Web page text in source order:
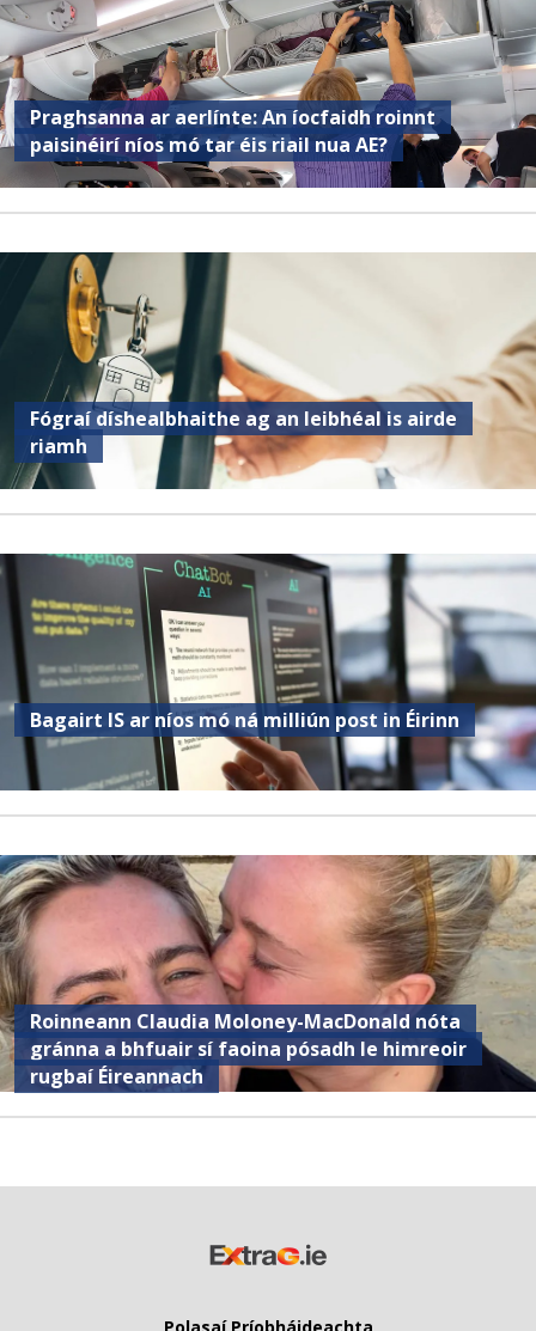
Praghsanna ar aerlínte: An íocfaidh roinnt
paisinéirí níos mó tar éis riail nua AE?
Fógraí díshealbhaithe ag an leibhéal is airde
riamh
Bagairt IS ar níos mó ná milliún post in Éirinn
Roinneann Claudia Moloney-MacDonald nóta
gránna a bhfuair sí faoina pósadh le himreoir
rugbaí Éireannach
Polasaí Príobháideachta